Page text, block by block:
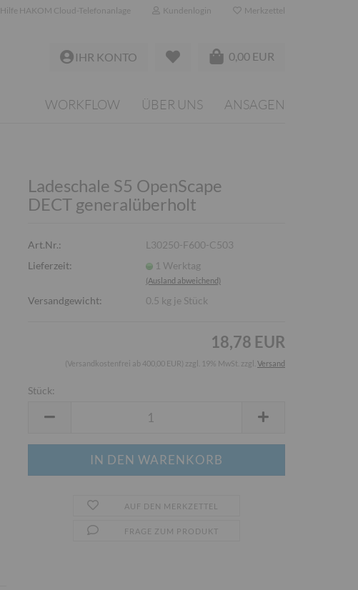
Hilfe HAKOM Cloud-Telefonanlage Kundenlogin Merkzettel
0,00 EUR
IHR KONTO
WORKFLOW ÜBER UNS ANSAGEN
Ladeschale S5 OpenScape
DECT generalüberholt
Art.Nr.:
L30250-F600-C503
Lieferzeit:
1 Werktag
(Ausland abweichend)
Versandgewicht: 0.5 kg je Stück
18,78 EUR
(Versandkostenfrei ab 400,00 EUR) zzgl. 19% MwSt. zzgl. Versand
Stück:
Stück
AUF DEN MERKZETTEL
FRAGE ZUM PRODUKT